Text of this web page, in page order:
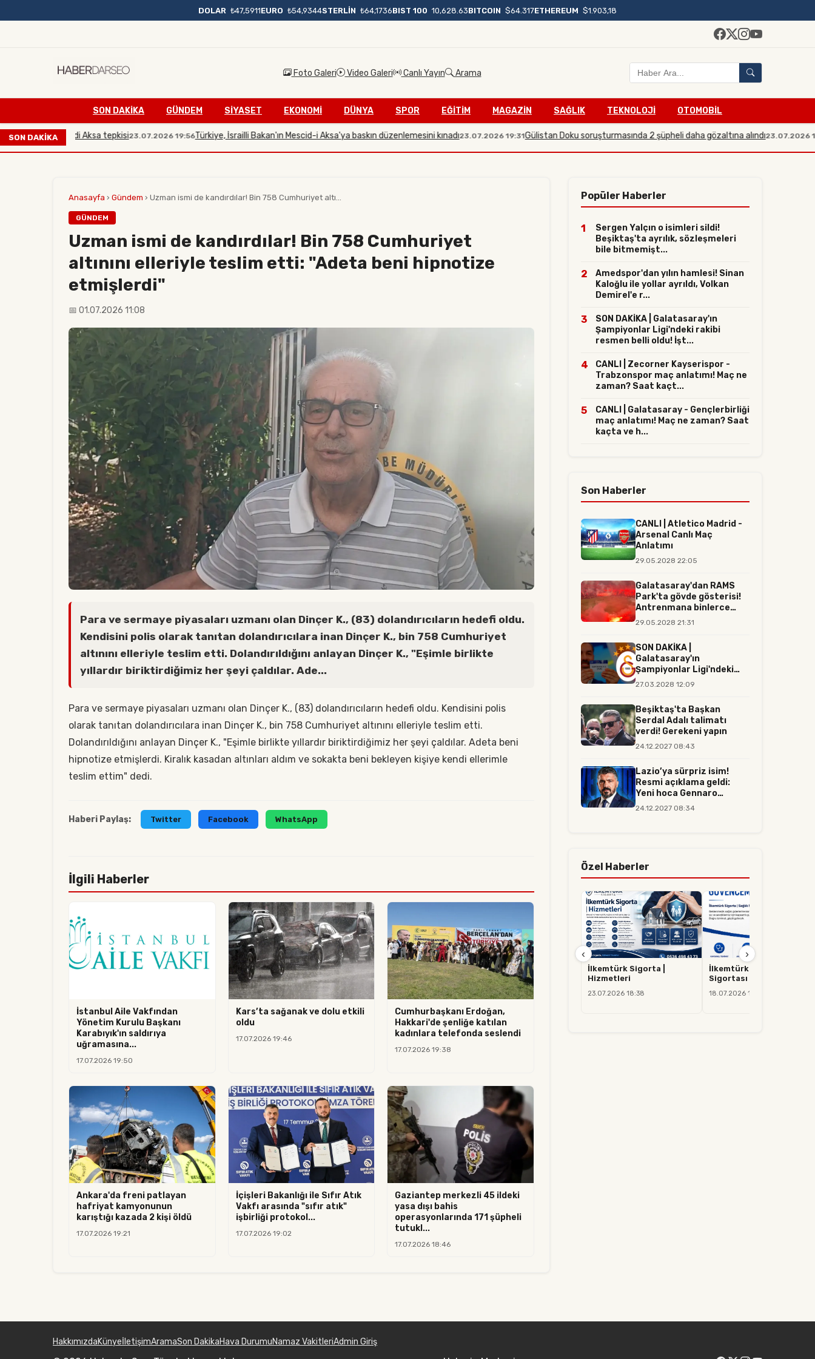
DOLAR ₺47,5911EURO ₺54,9344STERLİN ₺64,1736BIST 100 10,628.63BITCOIN $64.317ETHEREUM $1.903,18
Foto Galeri Video Galeri Canlı Yayın Arama
SON DAKIKA GÜNDEM SİYASET EKONOMİ DÜNYA SPOR EĞİTİM MAGAZİN SAĞLIK TEKNOLOJİ OTOMOBİL
SON DAKİKA
Mescidi Aksa tepkisi23.07.2026 19:56Türkiye, İsrailli Bakan'ın Mescid-i Aksa'ya baskın düzenlemesini kınadı23.07.2026 19:31Gülistan Doku soruşturmasında 2 şüpheli daha gözaltına alındı23.07.2026 19:21
Anasayfa › Gündem › Uzman ismi de kandırdılar! Bin 758 Cumhuriyet altı...
GÜNDEM
Uzman ismi de kandırdılar! Bin 758 Cumhuriyet
altınını elleriyle teslim etti: "Adeta beni hipnotize
etmişlerdi"
📅 01.07.2026 11:08
Para ve sermaye piyasaları uzmanı olan Dinçer K., (83) dolandırıcıların hedefi oldu.
Kendisini polis olarak tanıtan dolandırıcılara inan Dinçer K., bin 758 Cumhuriyet
altınını elleriyle teslim etti. Dolandırıldığını anlayan Dinçer K., "Eşimle birlikte
yıllardır biriktirdiğimiz her şeyi çaldılar. Ade...
Para ve sermaye piyasaları uzmanı olan Dinçer K., (83) dolandırıcıların hedefi oldu. Kendisini polis
olarak tanıtan dolandırıcılara inan Dinçer K., bin 758 Cumhuriyet altınını elleriyle teslim etti.
Dolandırıldığını anlayan Dinçer K., "Eşimle birlikte yıllardır biriktirdiğimiz her şeyi çaldılar. Adeta beni
hipnotize etmişlerdi. Kiralık kasadan altınları aldım ve sokakta beni bekleyen kişiye kendi ellerimle
teslim ettim" dedi.
Haberi Paylaş: Twitter Facebook WhatsApp
İlgili Haberler
İstanbul Aile Vakfından
Yönetim Kurulu Başkanı
Karabıyık'ın saldırıya
uğramasına...
17.07.2026 19:50
Kars’ta sağanak ve dolu etkili
oldu
17.07.2026 19:46
Cumhurbaşkanı Erdoğan,
Hakkari'de şenliğe katılan
kadınlara telefonda seslendi
17.07.2026 19:38
Ankara'da freni patlayan
hafriyat kamyonunun
karıştığı kazada 2 kişi öldü
17.07.2026 19:21
İçişleri Bakanlığı ile Sıfır Atık
Vakfı arasında "sıfır atık"
işbirliği protokol...
17.07.2026 19:02
Gaziantep merkezli 45 ildeki
yasa dışı bahis
operasyonlarında 171 şüpheli
tutukl...
17.07.2026 18:46
Popüler Haberler
1
Sergen Yalçın o isimleri sildi!
Beşiktaş'ta ayrılık, sözleşmeleri
bile bitmemişt...
2
Amedspor'dan yılın hamlesi! Sinan
Kaloğlu ile yollar ayrıldı, Volkan
Demirel'e r...
3
SON DAKİKA | Galatasaray'ın
Şampiyonlar Ligi'ndeki rakibi
resmen belli oldu! İşt...
4
CANLI | Zecorner Kayserispor -
Trabzonspor maç anlatımı! Maç ne
zaman? Saat kaçt...
5
CANLI | Galatasaray - Gençlerbirliği
maç anlatımı! Maç ne zaman? Saat
kaçta ve h...
Son Haberler
CANLI | Atletico Madrid -
Arsenal Canlı Maç
Anlatımı
29.05.2028 22:05
Galatasaray'dan RAMS
Park'ta gövde gösterisi!
Antrenmana binlerce
tara...
29.05.2028 21:31
SON DAKİKA |
Galatasaray'ın
Şampiyonlar Ligi'ndeki
rakibi resmen belli...
27.03.2028 12:09
Beşiktaş'ta Başkan
Serdal Adalı talimatı
verdi! Gerekeni yapın
24.12.2027 08:43
Lazio’ya sürpriz isim!
Resmi açıklama geldi:
Yeni hoca Gennaro
Gattuso...
24.12.2027 08:34
Özel Haberler
İlkemtürk Sigorta |
Hizmetleri
23.07.2026 18:38
İlkemtürk Sigorta | Sağlık
Sigortası
18.07.2026 14:37
‹ ›
HakkımızdaKünyeİletişimAramaSon DakikaHava DurumuNamaz VakitleriAdmin Giriş